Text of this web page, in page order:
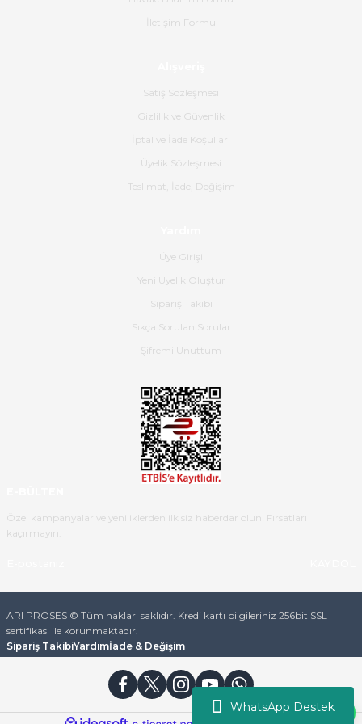
WhatsApp Destek
Ürünün kodu XDR-240e-24 yeni
Gerçekten harika ve etkileyici
Hızlı bir şekilde elimize ulaştı
ulaştı.Ürünün paketlenmesi
gayet başarılı hasarsız bir şekilde
teslim aldım. Bu konudaki
hassasiyetleri ve Ürünün kalitesi
İletişim Formu
Satış Sözleşmesi
Gizlilik ve Güvenlik
İptal ve İade Koşulları
Üyelik Sözleşmesi
Teslimat, İade, Değişim
Üye Girişi
Yeni Üyelik Oluştur
Sipariş Takibi
Sıkça Sorulan Sorular
Şifremi Unuttum
Özel kampanyalar ve yeniliklerden ilk siz haberdar olun! Fırsatları
kaçırmayın.
ARI PROSES © Tüm hakları saklıdır. Kredi kartı bilgileriniz 256bit SSL
sertifikası ile korunmaktadır.
Sipariş TakibiYardımİade & Değişim